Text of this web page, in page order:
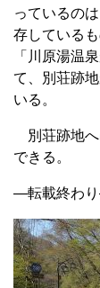
っているの
存している
「川原湯温
て、別荘跡
いる。
別荘跡地へ
できる。
—転載終わ